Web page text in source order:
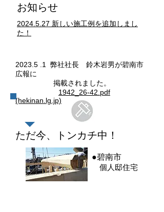
​お知らせ
2024.5.27 新しい施工例を追加しまし
た！
2023.5 .1 弊社社長 鈴木岩男が碧南市
広報に
掲載されました。
1942_26-42.pdf
(hekinan.lg.jp)
​ただ今、トンカチ中！
●碧南市
個人邸住宅